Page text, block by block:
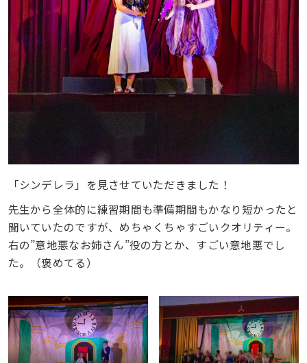
「シンデレラ」を見させていただきました！
先生から全体的に練習期間も準備期間もかなり短かったと
聞いていたのですが、めちゃくちゃすごいクオリティー。
右の”意地悪なお姉さん”役の方とか、すごい意地悪でし
た。（褒めてる）